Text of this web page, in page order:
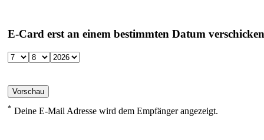
E-Card erst an einem bestimmten Datum
* Deine E-Mail Adresse wird dem Empfänger angezeigt.